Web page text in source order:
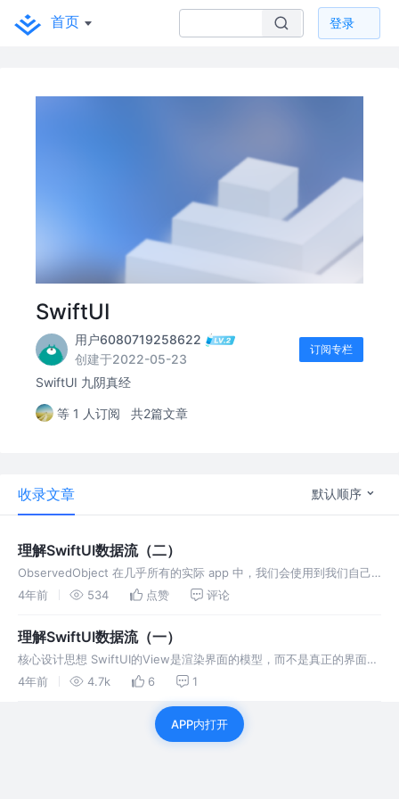
首页 登录
SwiftUI
用户6080719258622
创建于2022-05-23
订阅专栏
SwiftUI 九阴真经
等 1 人订阅 共2篇文章
收录文章 默认顺序
理解SwiftUI数据流（二）
ObservedObject 在几乎所有的实际 app 中，我们会使用到我们自己
的模型对象。为了让我们的模型对象可以被 SwiftUI 观察到，它的类型
4年前 534 点赞 评论
理解SwiftUI数据流（一）
核心设计思想 SwiftUI的View是渲染界面的模型，而不是真正的界面：
仅仅包含界面结构、元素和各种属性的描述，并不包含界面像素、绘图
缓冲区、绘图上下文等和界面渲染相关的内容。 View可以理解接受
4年前 4.7k 6 1
APP内打开